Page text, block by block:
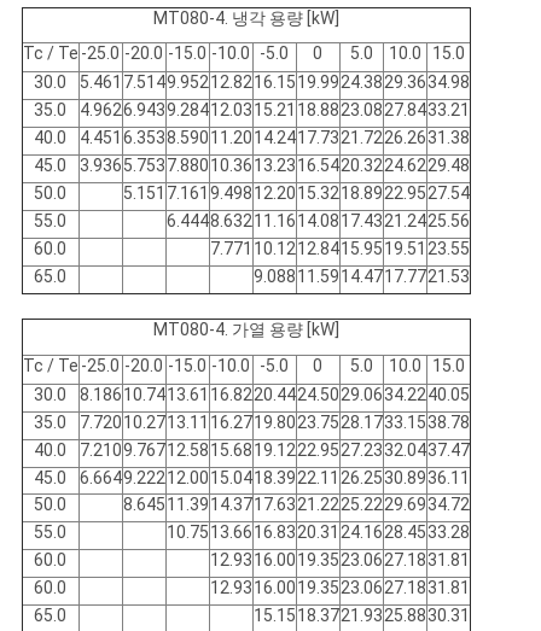
인
용
문
을
요
구
하
세
요
사
이
트
MT080-4. 냉각 용량 [kW]
Tc / Te -25.0 -20.0 -15.0 -10.0 -5.0 0 5.0 10.0
15.0
30.0
5.461 7.5149.95212.8216.1519.9924.3829.3634.98
35.0
4.9626.9439.28412.0315.21 18.8823.0827.8433.21
40.0
4.451 6.3538.59011.2014.2417.7321.7226.2631.38
45.0
3.9365.7537.88010.3613.2316.5420.3224.6229.48
50.0
5.151 7.161 9.49812.2015.3218.8922.9527.54
55.0
6.4448.63211.1614.0817.4321.2425.56
60.0
7.771 10.1212.8415.9519.51 23.55
65.0
9.08811.5914.4717.7721.53
MT080-4. 가열 용량 [kW]
Tc / Te -25.0 -20.0 -15.0 -10.0 -5.0 0 5.0 10.0
15.0
30.0
8.18610.7413.61 16.8220.4424.5029.0634.2240.05
35.0
7.72010.2713.11 16.2719.8023.7528.1733.1538.78
40.0
7.2109.76712.5815.6819.1222.9527.2332.0437.47
45.0
6.6649.22212.0015.0418.3922.11 26.2530.8936.11
50.0
8.64511.3914.3717.6321.2225.2229.6934.72
55.0
10.7513.6616.8320.31 24.1628.4533.28
60.0
12.9316.0019.3523.0627.1831.81
60.0
12.9316.0019.3523.0627.1831.81
65.0
15.1518.3721.9325.8830.31